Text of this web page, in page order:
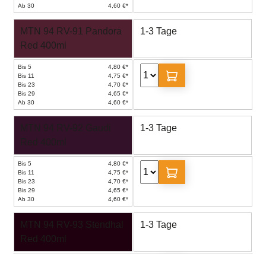
Ab 30
4,60 €*
MTN 94 RV-91 Pandora
Red 400ml
1-3 Tage
Bis 5
4,80 €*
Bis 11
4,75 €*
Bis 23
4,70 €*
Bis 29
4,65 €*
Ab 30
4,60 €*
1-3 Tage
Bis 5
4,80 €*
Bis 11
4,75 €*
Bis 23
4,70 €*
Bis 29
4,65 €*
Ab 30
4,60 €*
MTN 94 RV-93 Stendhal
Red 400ml
1-3 Tage